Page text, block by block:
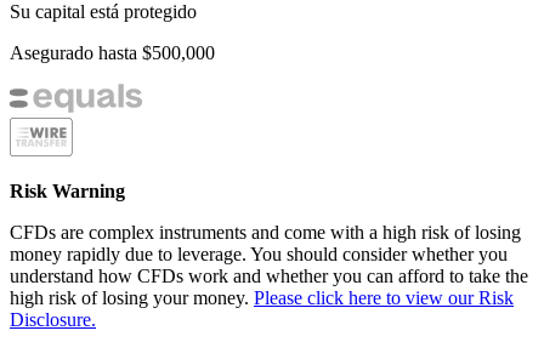
Su capital está protegido
Asegurado hasta $500,000
Risk Warning
CFDs are complex instruments and come with a high risk of losing
money rapidly due to leverage. You should consider whether you
understand how CFDs work and whether you can afford to take the
high risk of losing your money. Please click here to view our Risk
Disclosure.